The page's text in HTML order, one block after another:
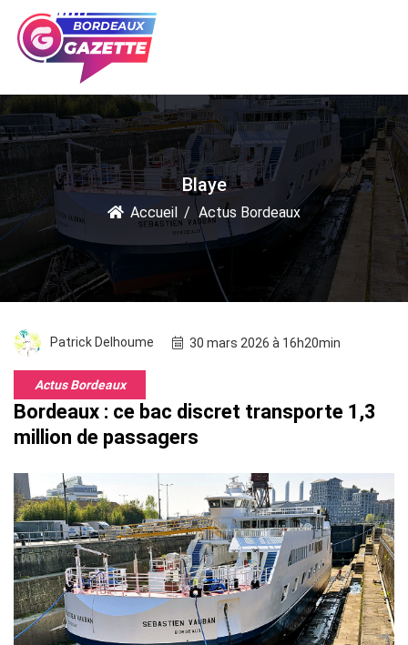
Blaye
Accueil Actus Bordeaux
Patrick Delhoume 30 mars 2026 à 16h20min
Actus Bordeaux
Bordeaux : ce bac discret transporte 1,3
million de passagers